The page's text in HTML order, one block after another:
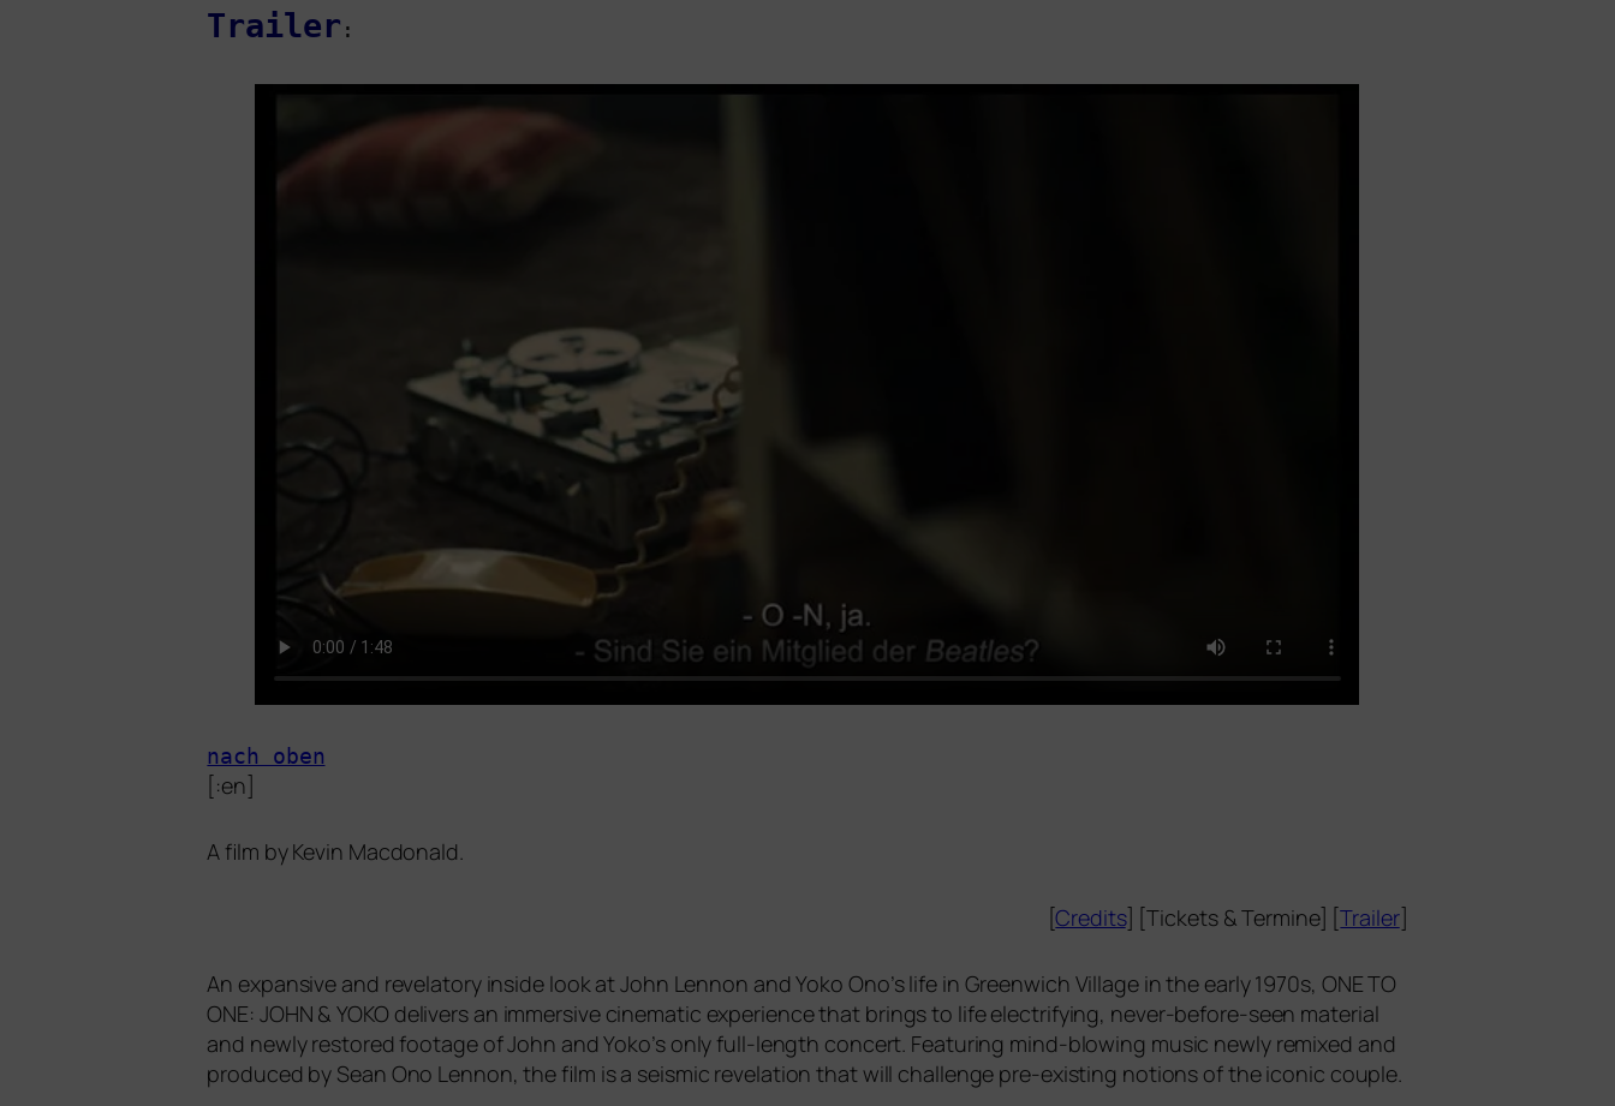
Trailer :
nach oben
[:en]
A film by Kevin Macdonald.
[Credits] [Tickets &Termine] [Trailer]
An expan­si­ve and reve­la­to­ry insi­de look at John Lennon and Yoko Ono’s life in Greenwich Village in the ear­ly 1970s, ONETO
ONE: JOHN & YOKO deli­vers an immersi­ve cine­ma­tic expe­ri­ence that brings to life elec­tri­fy­ing, never-befo­re-seen mate­ri­al
and new­ly res­to­red foo­ta­ge of John and Yoko’s only full-length con­cert. Featuring mind-blo­wing music new­ly remi­xed and
pro­du­ced by Sean Ono Lennon, the film is a seis­mic reve­la­ti­on that will chall­enge pre-exis­ting noti­ons of the ico­nic couple.